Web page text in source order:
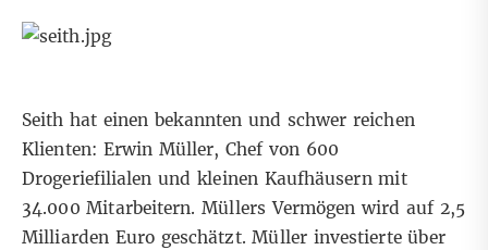
Seith hat einen bekannten und schwer reichen
Klienten: Erwin Müller, Chef von 600
Drogeriefilialen und kleinen Kaufhäusern mit
34.000 Mitarbeitern. Müllers Vermögen wird auf 2,5
Milliarden Euro geschätzt. Müller investierte über